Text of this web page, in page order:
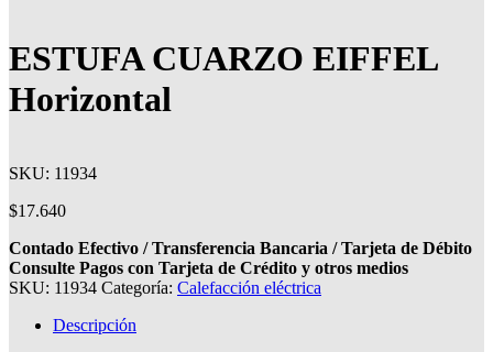
ESTUFA CUARZO EIFFEL
Horizontal
SKU: 11934
$17.640
Contado Efectivo / Transferencia Bancaria / Tarjeta de Débito
Consulte Pagos con Tarjeta de Crédito y otros medios
SKU: 11934 Categoría: Calefacción eléctrica
Descripción